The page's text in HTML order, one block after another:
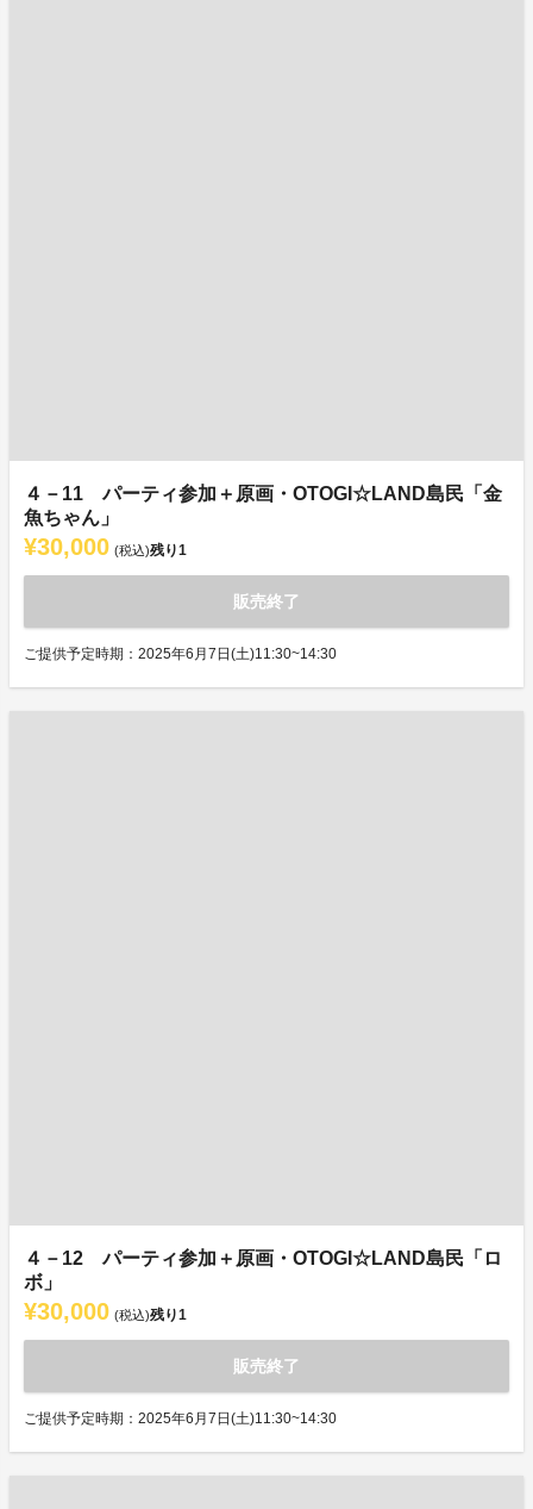
４－11 パーティ参加＋原画・OTOGI☆LAND島民「金
魚ちゃん」
¥30,000 (税込)残り1
販売終了
ご提供予定時期：2025年6月7日(土)11:30~14:30
４－12 パーティ参加＋原画・OTOGI☆LAND島民「ロ
ボ」
¥30,000 (税込)残り1
販売終了
ご提供予定時期：2025年6月7日(土)11:30~14:30